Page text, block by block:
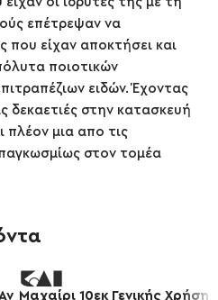
επέτρεψαν να
που είχαν αποκτήσει και
ποιοτικών
ειδών. Έχοντας
δεκαετιές στην κατασκευή
πλέον μια απο τις
παγκωσμίως στον τομέα
Μαχαίρι 10εκ Γενικής Χρήση